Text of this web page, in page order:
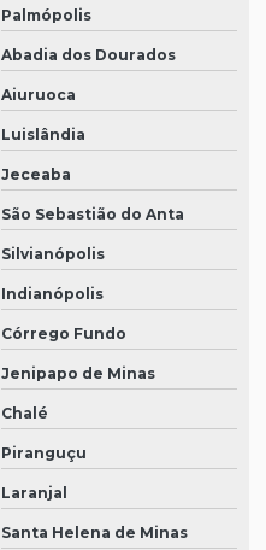
Palmópolis
Abadia dos Dourados
Aiuruoca
Luislândia
Jeceaba
São Sebastião do Anta
Silvianópolis
Indianópolis
Córrego Fundo
Jenipapo de Minas
Chalé
Piranguçu
Laranjal
Santa Helena de Minas